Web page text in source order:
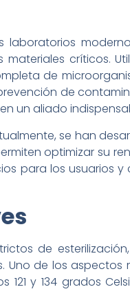
críticos.
de
de
un aliado
se han
optimizar su
para los usuarios
de
Uno de los aspectos
y 134 grados